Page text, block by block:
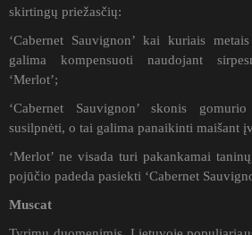
skirtingų priežasčių:
‘Cabernet Sauvignon’ kai kuriais
galima kompensuoti naudojant
‘Merlot’;
‘Cabernet Sauvignon’ skonis
susilpnėti, o tai galima panaikinti maišant
‘Merlot’ ne visada turi pakankamai
pojūčio padeda pasiekti ‘Cabernet
Muscat